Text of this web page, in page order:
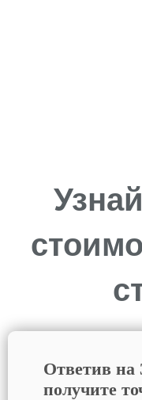
Ответив на
получите